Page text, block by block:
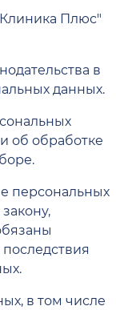
Плюс"
в
данных.
об обработке
персональных
в том числе